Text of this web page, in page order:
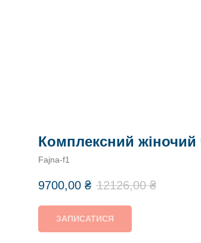
Комплексний жіночий
Fajna-f1
9700,00 ₴ 12126,00 ₴
ЗАПИСАТИСЯ